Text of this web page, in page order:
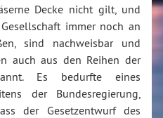
Decke nicht gilt, und
immer noch an
sind nachweisbar und
auch aus den Reihen der
Es bedurfte eines
der Bundesregierung,
der Gesetzentwurf des